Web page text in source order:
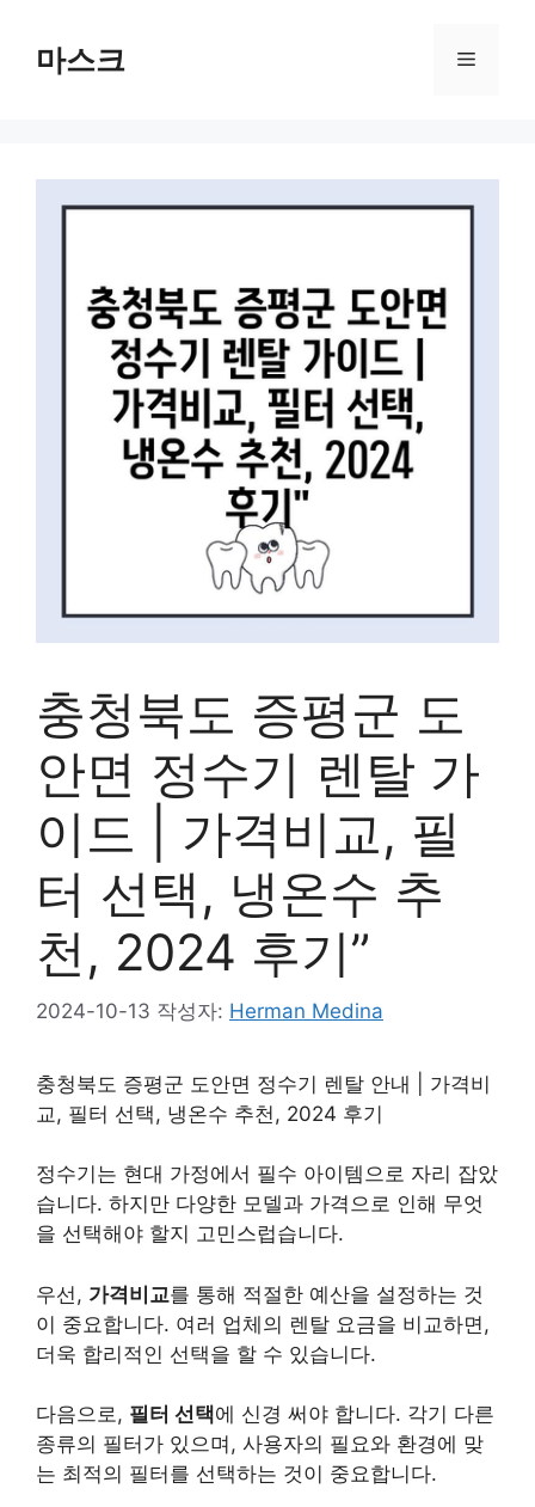
마스크 메
충청북도 증평군 도
안면 정수기 렌탈 가
이드 | 가격비교, 필
터 선택, 냉온수 추
천, 2024 후기”
2024-10-13 작성자: Herman Medina
충청북도 증평군 도안면 정수기 렌탈 안내 | 가격비
교, 필터 선택, 냉온수 추천, 2024 후기
정수기는 현대 가정에서 필수 아이템으로 자리 잡았
습니다. 하지만 다양한 모델과 가격으로 인해 무엇
을 선택해야 할지 고민스럽습니다.
우선, 가격비교를 통해 적절한 예산을 설정하는 것
이 중요합니다. 여러 업체의 렌탈 요금을 비교하면,
더욱 합리적인 선택을 할 수 있습니다.
다음으로, 필터 선택에 신경 써야 합니다. 각기 다른
종류의 필터가 있으며, 사용자의 필요와 환경에 맞
는 최적의 필터를 선택하는 것이 중요합니다.